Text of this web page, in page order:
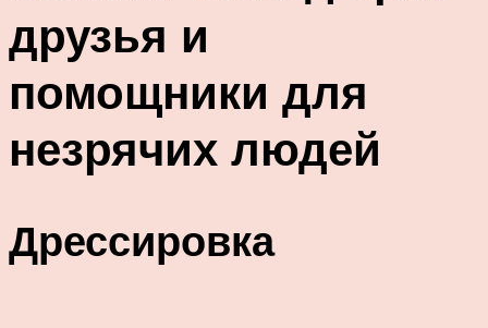
друзья и
помощники для
незрячих людей
Дрессировка